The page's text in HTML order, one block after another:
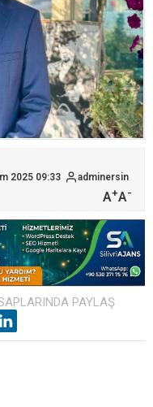
2025 09:33
adminersin
A+A-
PAYLAŞ